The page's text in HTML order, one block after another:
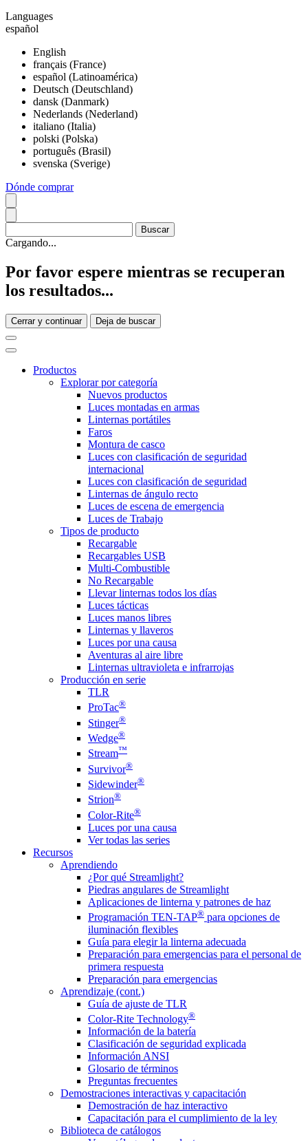
Languages
español
English
français (France)
español (Latinoamérica)
Deutsch (Deutschland)
dansk (Danmark)
Nederlands (Nederland)
italiano (Italia)
polski (Polska)
português (Brasil)
svenska (Sverige)
Dónde comprar
Cargando...
Por favor espere mientras se recuperan
los resultados...
Cerrar y continuar Deja de buscar
Productos
Explorar por categoría
Nuevos productos
Luces montadas en armas
Linternas portátiles
Faros
Montura de casco
Luces con clasificación de seguridad
internacional
Luces con clasificación de seguridad
Linternas de ángulo recto
Luces de escena de emergencia
Luces de Trabajo
Tipos de producto
Recargable
Recargables USB
Multi-Combustible
No Recargable
Llevar linternas todos los días
Luces tácticas
Luces manos libres
Linternas y llaveros
Luces por una causa
Aventuras al aire libre
Linternas ultravioleta e infrarrojas
Producción en serie
TLR
ProTac®
Stinger®
Wedge®
Stream™
Survivor®
Sidewinder®
Strion®
Color-Rite®
Luces por una causa
Ver todas las series
Recursos
Aprendiendo
¿Por qué Streamlight?
Piedras angulares de Streamlight
Aplicaciones de linterna y patrones de haz
Programación TEN-TAP® para opciones de
iluminación flexibles
Guía para elegir la linterna adecuada
Preparación para emergencias para el personal de
primera respuesta
Preparación para emergencias
Aprendizaje (cont.)
Guía de ajuste de TLR
Color-Rite Technology®
Información de la batería
Clasificación de seguridad explicada
Información ANSI
Glosario de términos
Preguntas frecuentes
Demostraciones interactivas y capacitación
Demostración de haz interactivo
Capacitación para el cumplimiento de la ley
Biblioteca de catálogos